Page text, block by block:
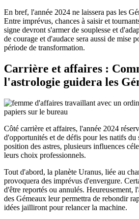
En bref, l'année 2024 ne laissera pas les
Entre imprévus, chances à saisir et
signe devront s'armer de souplesse et
de courage et d'audace sera aussi de mise
période de transformation.
Carrière et affaires :
l'astrologie guidera les
Côté carrière et affaires, l'année 2024
d'opportunités et de défis pour les natifs du
position des astres, plusieurs influences
leurs choix professionnels.
Tout d'abord, la planète Uranus, liée au
provoquera des imprévus d'envergure.
d'être reportés ou annulés. Heureusement,
des Gémeaux leur permettra de rebondir
idées jailliront pour relancer la machine.